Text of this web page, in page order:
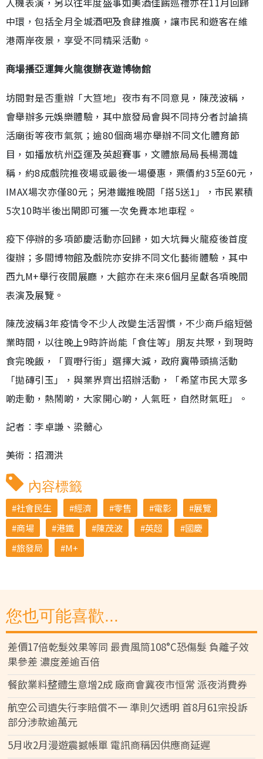
中環，包括全月全城酒吧及食肆推廣，讓市民和遊客在維
港兩岸夜景，享受不同精采活動。
商場播亞運舞火龍復辦夜遊博物館
坊間對是否重辦「大笪地」夜市有不同意見，陳茂波稱，
會舉辦多元娛樂體驗，其中旅發局會與不同持分者討論搞
活廟街等夜市氣氛；逾80個商場亦舉辦不同文化體育節
目，如播放杭州亞運及英超賽事，文體旅局局長楊潤雄
稱，約8成戲院推夜場或最後一場優惠，票價約35至60元，
IMAX場次亦僅80元；另港鐵推晚間「搭5送1」，市民累積
5次10時半後出閘即可獲一次免費本地車程。
疫下停辦的多項節慶活動亦回歸，如大坑舞火龍疫後首度
復辦；多間博物館及戲院亦安排不同文化藝術體驗，其中
西九M+舉行夜間展廳，大館亦在未來6個月呈獻各項晚間
表演及展覽。
陳茂波稱3年疫情令不少人改變生活習慣，不少商戶縮短營
業時間，以往晚上9時許尚能「食住等」朋友共聚，到現時
食完晚飯，「買嘢行街」選擇大減，政府冀帶頭搞活動
「拋磚引玉」，與業界齊出招辦活動，「希望市民大眾多
啲走動，熱鬧啲，大家開心啲，人氣旺，自然財氣旺」。
記者︰李卓謙、梁薾心
美術：招潤洪
內容標籤
社會民生 經濟 零售 電影
展覽
商場
港鐵 陳茂波 英超
國慶
旅發局
M+
您也可能喜歡...
差價17倍乾髮效果等同 最貴風筒108°C恐傷髮 負離子效
果參差 濃度差逾百倍
餐飲業料整體生意增2成 廠商會冀夜市恒常 派夜消費券
航空公司遺失行李賠償不一 準則欠透明 首8月61宗投訴
部分涉款逾萬元
5月收2月漫遊震撼帳單 電訊商稱因供應商延遲